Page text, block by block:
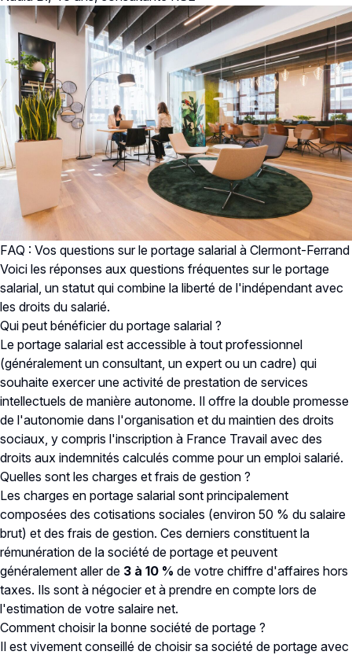
FAQ : Vos questions sur le portage salarial à Clermont-Ferrand
Voici les réponses aux questions fréquentes sur le portage
salarial, un statut qui combine la liberté de l'indépendant avec
les droits du salarié.
Qui peut bénéficier du portage salarial ?
Le portage salarial est accessible à tout professionnel
(généralement un consultant, un expert ou un cadre) qui
souhaite exercer une activité de prestation de services
intellectuels de manière autonome. Il offre la double promesse
de l'autonomie dans l'organisation et du maintien des droits
sociaux, y compris l'inscription à France Travail avec des
droits aux indemnités calculés comme pour un emploi salarié.
Quelles sont les charges et frais de gestion ?
Les charges en portage salarial sont principalement
composées des cotisations sociales (environ 50 % du salaire
brut) et des frais de gestion. Ces derniers constituent la
rémunération de la société de portage et peuvent
généralement aller de 3 à 10 % de votre chiffre d'affaires hors
taxes. Ils sont à négocier et à prendre en compte lors de
l'estimation de votre salaire net.
Comment choisir la bonne société de portage ?
Il est vivement conseillé de choisir sa société de portage avec